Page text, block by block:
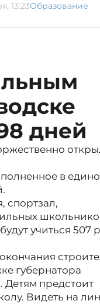
13:23Образование
дней
в
спортзал,
учиться 507
губернатора
предстоит
Видеть на